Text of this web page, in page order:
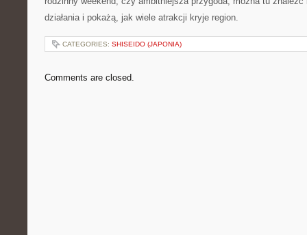
działania i pokażą, jak wiele atrakcji kryje region.
CATEGORIES: SHISEIDO (JAPONIA)
Comments are closed.